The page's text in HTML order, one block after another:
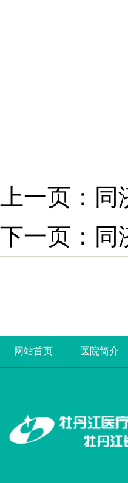
上一页：
下一页：同
网站首页 医院简介